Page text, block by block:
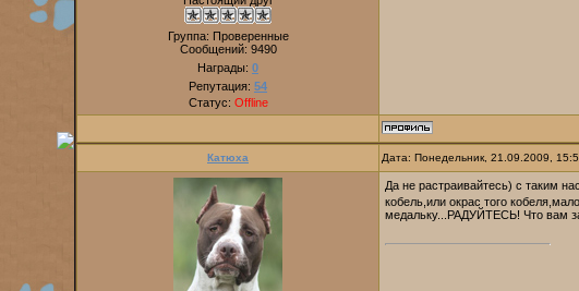
Группа: Проверенные
Сообщений: 9490
Награды: 0
Репутация: 54
Статус: Offline
Катюха Дата: Понедельник, 21.09.2009,
Да не растраивайтесь) с таким
кобель,или окрас того
медальку...РАДУЙТЕСЬ! Что вам